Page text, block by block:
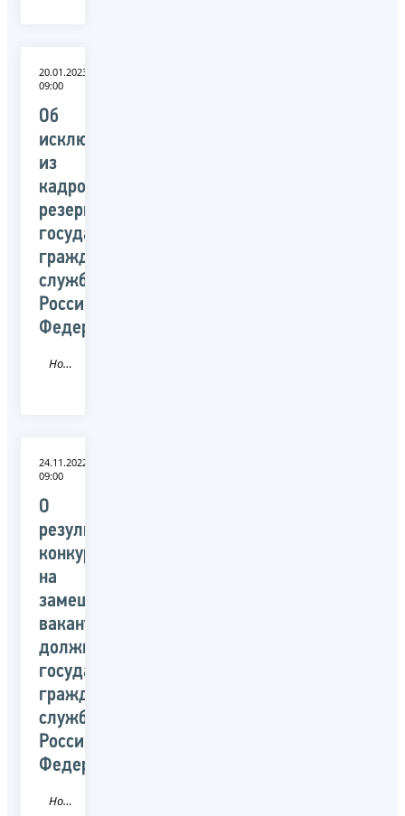
20.01.2023
09:00
Об
исключении
из
кадрового
резерва
государственной
гражданской
службы
Российской
Федерации
Новость
24.11.2022
09:00
О
результатах
конкурса
на
замещение
вакантных
должностей
государственной
гражданской
службы
Российской
Федерации
Новость